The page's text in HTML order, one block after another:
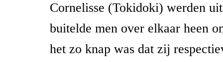
Cornelisse (Tokidoki) werden
buitelde men over elkaar heen
het zo knap was dat zij